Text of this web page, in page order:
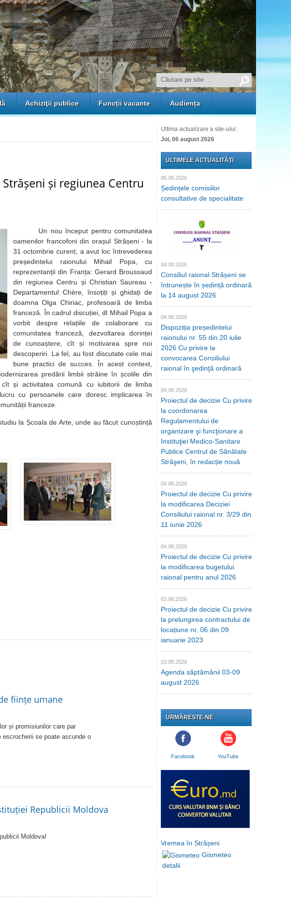
Achiziţii publice Funcții vacante Audiența
și regiunea Centru
Un nou început pentru comunitatea
oamenilor francofoni din orașul Strășeni - la
31 octombrie curent, a avut loc întrevederea
președintelui raionului Mihail Popa, cu
reprezentanții din Franța: Gerard Broussaud
din regiunea Centru și Christian Saureau -
Departamentul Chère, însoțiți și ghidați de
doamna Olga Chiriac, profesoară de limba
franceză. În cadrul discuției, dl Mihail Popa a
vorbit despre relațiile de colaborare cu
comunitatea franceză, dezvoltarea dorinței
de cunoaștere, cît și motivarea spre noi
descoperiri. La fel, au fost discutate cele mai
bune practici de succes. În acest context,
predării limbii străine în școlile din
și activitatea comună cu iubitorii de limba
cu persoanele care doresc implicarea în
franceze.
la Școala de Arte, unde au făcut cunoștință
ființe umane
și promisiunilor care par
se poate ascunde o
Republicii Moldova
Moldova!
Ultima actualizare a site-ului:
Joi, 06 august 2026
ULTIMELE ACTUALITĂŢI
06.08.2026
Ședințele comisiilor
consultative de specialitate
04.08.2026
Consiliul raional Strășeni se
întrunește în ședință ordinară
la 14 august 2026
04.08.2026
Dispoziția președintelui
raionului nr. 55 din 20 iulie
2026 Cu privire la
convocarea Consiliului
raional în şedinţă ordinară
04.08.2026
Proiectul de decizie Cu privire
la coordonarea
Regulamentului de
organizare şi funcţionare a
Instituţiei Medico-Sanitare
Publice Centrul de Sănătate
Străşeni, în redacție nouă
04.08.2026
Proiectul de decizie Cu privire
la modificarea Deciziei
Consiliului raional nr. 3/29 din
11 iunie 2026
04.08.2026
Proiectul de decizie Cu privire
la modificarea bugetului
raional pentru anul 2026
03.08.2026
Proiectul de decizie Cu privire
la prelungirea contractului de
locațiune nr. 06 din 09
ianuarie 2023
03.08.2026
Agenda săptămânii 03-09
august 2026
URMĂREȘTE-NE
Facebook YouTube
Vremea în Strășeni
Gismeteo
detalii